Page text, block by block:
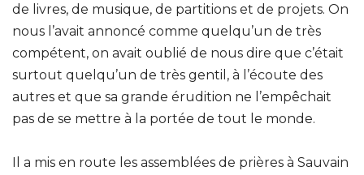
de livres, de musique, de partitions et de projets. On
nous l’avait annoncé comme quelqu’un de très
compétent, on avait oublié de nous dire que c’était
surtout quelqu’un de très gentil, à l’écoute des
autres et que sa grande érudition ne l’empêchait
pas de se mettre à la portée de tout le monde.
Il a mis en route les assemblées de prières à Sauvain